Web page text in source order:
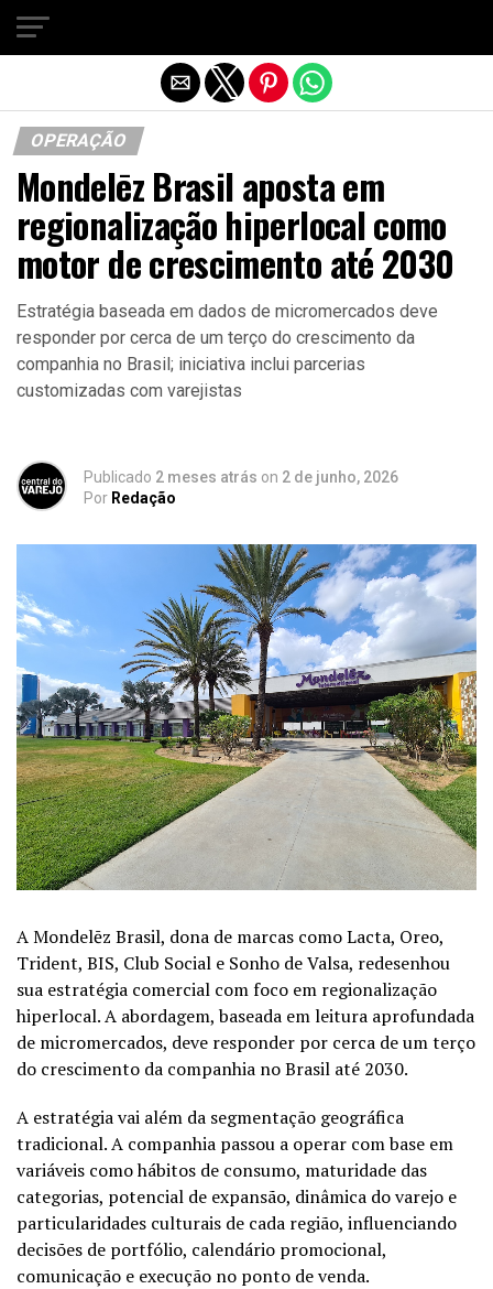
OPERAÇÃO
Mondelēz Brasil aposta em
regionalização hiperlocal como
motor de crescimento até 2030
Estratégia baseada em dados de micromercados deve
responder por cerca de um terço do crescimento da
companhia no Brasil; iniciativa inclui parcerias
customizadas com varejistas
Publicado 2 meses atrás on 2 de junho, 2026
Por Redação
A Mondelēz Brasil, dona de marcas como Lacta, Oreo,
Trident, BIS, Club Social e Sonho de Valsa, redesenhou
sua estratégia comercial com foco em regionalização
hiperlocal. A abordagem, baseada em leitura aprofundada
de micromercados, deve responder por cerca de um terço
do crescimento da companhia no Brasil até 2030.
A estratégia vai além da segmentação geográfica
tradicional. A companhia passou a operar com base em
variáveis como hábitos de consumo, maturidade das
categorias, potencial de expansão, dinâmica do varejo e
particularidades culturais de cada região, influenciando
decisões de portfólio, calendário promocional,
comunicação e execução no ponto de venda.